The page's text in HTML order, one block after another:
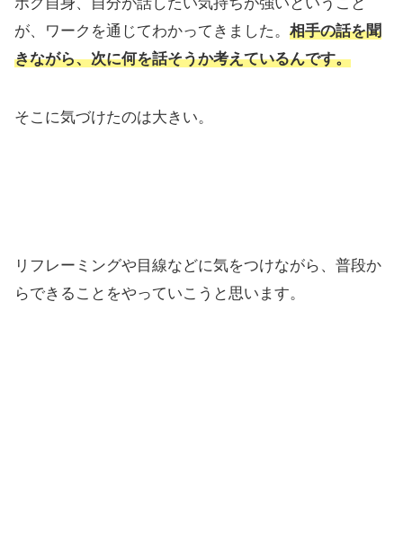
ボク自身、自分が話したい気持ちが強いということ
が、ワークを通じてわかってきました。 相手の話を聞
きながら、次に何を話そうか考えているんです。
そこに気づけたのは大きい。
リフレーミングや目線などに気をつけながら、普段か
らできることをやっていこうと思います。